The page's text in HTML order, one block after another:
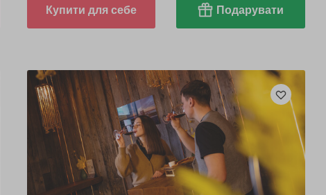
Купити для себе Подарувати